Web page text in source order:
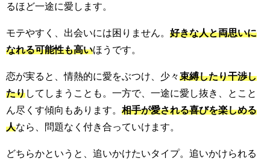
るほど一途に愛します。
モテやすく、出会いには困りません。 好きな人と両思いに
なれる可能性も高いほうです。
恋が実ると、情熱的に愛をぶつけ、少々束縛したり干渉し
たりしてしまうことも。一方で、一途に愛し抜き、とこと
ん尽くす傾向もあります。 相手が愛される喜びを楽しめる
人なら、問題なく付き合っていけます。
どちらかというと、追いかけたいタイプ。追いかけられる